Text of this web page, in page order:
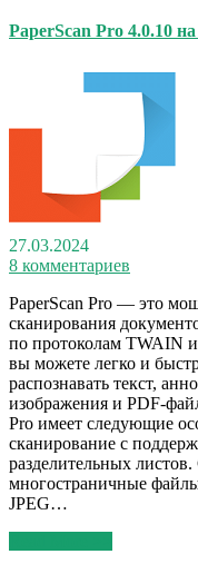
PaperScan Pro 4.0.10
27.03.2024
8 комментариев
PaperScan Pro — это
сканирования
по протоколам TWAIN
вы можете легко и
распознавать текст,
изображения и PDF-
Pro имеет следующие
сканирование с
разделительных
многостраничные
JPEG…